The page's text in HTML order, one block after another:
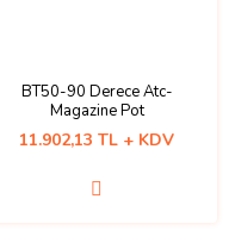
BT50-90 Derece Atc-
Magazine Pot
11.902,13 TL + KDV